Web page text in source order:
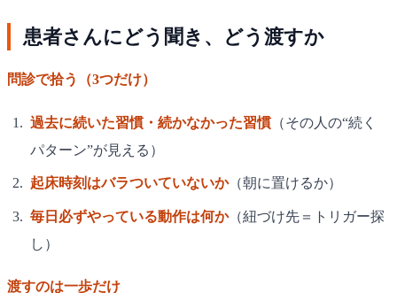
患者さんにどう聞き、どう渡すか
問診で拾う（3つだけ）
過去に続いた習慣・続かなかった習慣（その人の“続く
パターン”が見える）
起床時刻はバラついていないか（朝に置けるか）
毎日必ずやっている動作は何か（紐づけ先＝トリガー探
し）
渡すのは一歩だけ